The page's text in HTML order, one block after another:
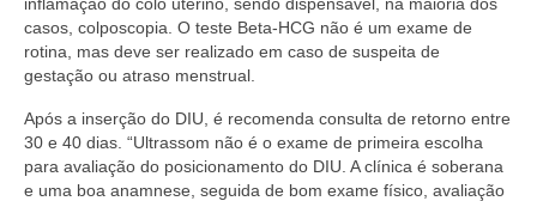
casos, colposcopia. O teste Beta-HCG não é um exame de
rotina, mas deve ser realizado em caso de suspeita de
gestação ou atraso menstrual.
Após a inserção do DIU, é recomenda consulta de retorno entre
30 e 40 dias. “Ultrassom não é o exame de primeira escolha
para avaliação do posicionamento do DIU. A clínica é soberana
e uma boa anamnese, seguida de bom exame físico, avaliação